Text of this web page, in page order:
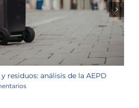
residuos: análisis de la AEPD